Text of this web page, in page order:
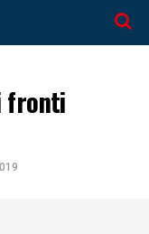
fronti